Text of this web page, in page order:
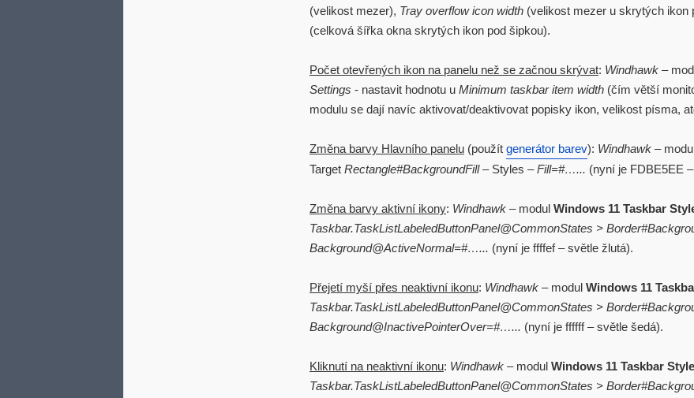
(velikost mezer), Tray overflow icon width (velikost mezer u skrytých ikon
(celková šířka okna skrytých ikon pod šipkou).
Počet otevřených ikon na panelu než se začnou skrývat: Windhawk –
Settings - nastavit hodnotu u Minimum taskbar item width (čím větší
modulu se dají navíc aktivovat/deaktivovat popisky ikon, velikost písma,
Změna barvy Hlavního panelu (použít generátor barev): Windhawk –
Target Rectangle#BackgroundFill– Styles –Fill=#…... (nyní je FDBE5EE
Změna barvy aktivní ikony: Windhawk – modul Windows 11 Taskbar
Taskbar.TaskListLabeledButtonPanel@CommonStates >
Background@ActiveNormal=#…... (nyní je ffffef – světle žlutá).
Přejetí myší přes neaktivní ikonu: Windhawk – modul Windows 11
Taskbar.TaskListLabeledButtonPanel@CommonStates >
Background@InactivePointerOver=#…... (nyní je ffffff – světle šedá).
Kliknutí na neaktivní ikonu: Windhawk – modul Windows 11 Taskbar
Taskbar.TaskListLabeledButtonPanel@CommonStates >